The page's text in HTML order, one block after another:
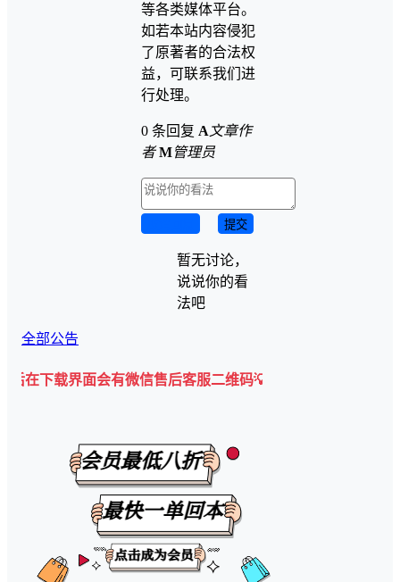
等各类媒体平台。
如若本站内容侵犯
了原著者的合法权
益，可联系我们进
行处理。
0 条回复 A 文章作
者 M管理员
提交
暂无讨论，
说说你的看
法吧
全部公告
面会有微信售后客服二维码💡